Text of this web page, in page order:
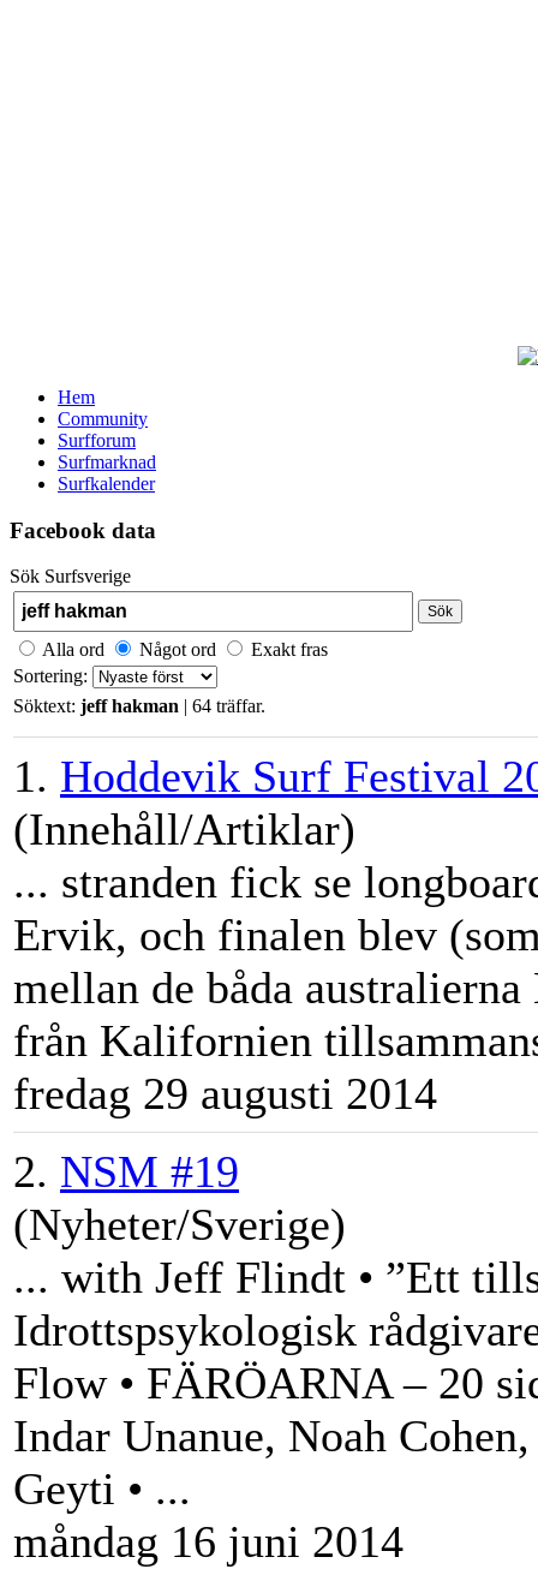
Hem
Community
Surfforum
Surfmarknad
Surfkalender
Facebook data
Sök Surfsverige
Sök
Alla ord Något ord
Exakt fras
Sortering:
Söktext: jeff hakman | 64 träffar.
1. Hoddevik Surf Festival
(Innehåll/Artiklar)
... stranden fick se
Ervik, och finalen blev
mellan de båda
från Kalifornien
fredag 29 augusti 2014
2. NSM #19
(Nyheter/Sverige)
... with Jeff Flindt • ”Ett
Idrottspsykologisk
Flow • FÄRÖARNA – 20
Indar Unanue, Noah
Geyti • ...
måndag 16 juni 2014